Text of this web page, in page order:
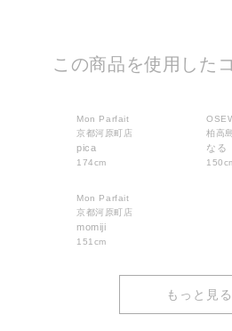
この商品を使用した
Mon Parfait
京都河原町店
pica
174cm
柏高
なる
Mon Parfait
京都河原町店
momiji
151cm
もっと見る